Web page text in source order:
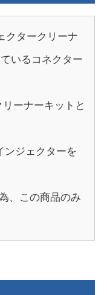
クタークリーナ
いるコネクター
ーナーキットと
ンジェクターを
、この商品のみ